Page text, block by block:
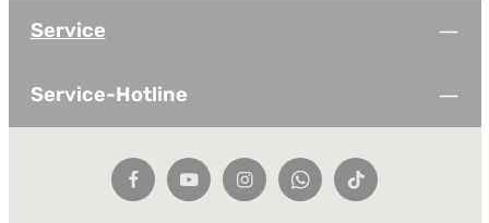
Service
Service-Hotline